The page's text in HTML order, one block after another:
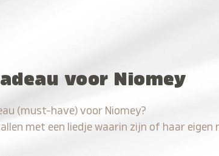
voor Niomey
(must-have) voor Niomey?
met een liedje waarin zijn of haar eigen